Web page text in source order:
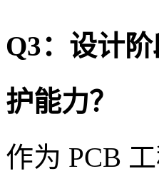
Q3：设计
护能力？
作为 PCB